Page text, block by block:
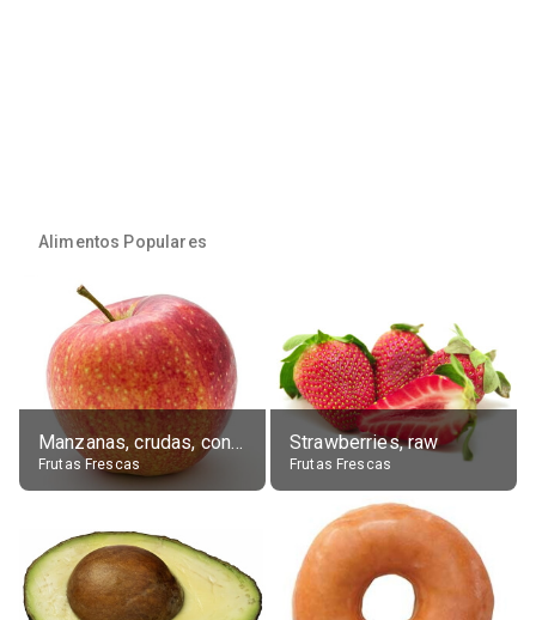
Alimentos Populares
Manzanas, crudas, con piel
Frutas Frescas
Strawberries, raw
Frutas Frescas